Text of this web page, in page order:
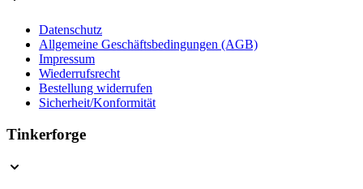
Datenschutz
Allgemeine Geschäftsbedingungen (AGB)
Impressum
Wiederrufsrecht
Bestellung widerrufen
Sicherheit/Konformität
Tinkerforge